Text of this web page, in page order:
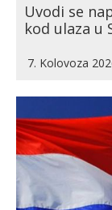
Uvodi se
kod ulaza u
7. Kolovoza